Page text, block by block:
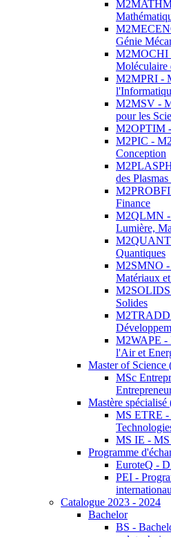
Génie
M2MOCHI
Moléculaire
M2MPRI -
M2MSV -
pour les
M2OPTIM
M2PIC -
Conception
des
Finance
M2QLMN -
Lumière,
Quantiques
M2SMNO -
Matériaux
M2SOLIDS
Solides
M2TRADD
M2WAPE -
l'Air et
Master of Science
MSc
Mastère spécialisé
MS ETRE -
MS IE - MS
Programme
EuroteQ -
PEI -
Catalogue 2023 - 2024
Bachelor
BS -